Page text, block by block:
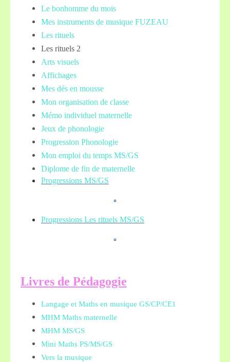
Le bonhomme du mois
Mes instruments de musique FUZEAU
Les rituels
Les rituels 2
Arts visuels
Affichages
Mes dés en mousse
Mon organisation de classe
Mémo individuel maternelle
Jeux de phonologie
Progression Phonologie
Mon emploi du temps MS/GS
Diplome de fin de maternelle
Progressions MS/GS
Progressions Les rituels MS/GS
Livres de Pédagogie
Langage et Maths en musique GS/CP/CE1
MHM Maths maternelle
MHM MS/GS
Mini Maths PS/MS/GS
Vers la musique